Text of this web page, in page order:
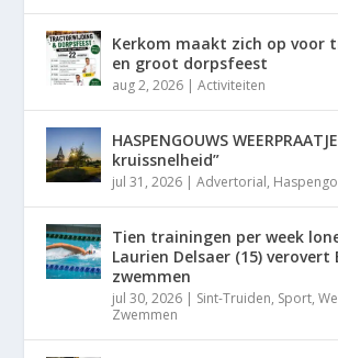
Kerkom maakt zich op voor
en groot dorpsfeest
aug 2, 2026 |Activiteiten
HASPENGOUWS
kruissnelheid”
jul 31, 2026 |Advertorial,
Tien trainingen per week
Laurien Delsaer (15)
zwemmen
jul 30, 2026 | Sint-Truiden, Sport,
Zwemmen